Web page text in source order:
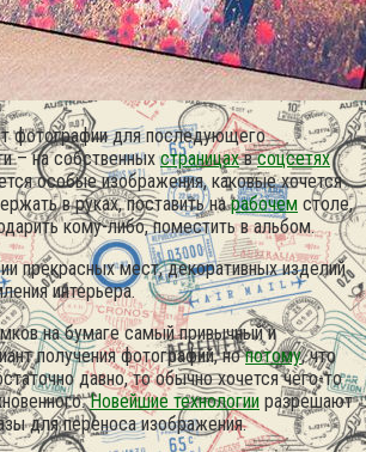
фотографии для последующего
– на собственныхстраницахвсоцсетях
особые изображения, каковые хочется
в руках, поставить нарабочем столе,
кому-либо, поместить в альбом.
прекрасных мест, декоративных изделий
интерьера.
на бумаге самый привычный и
получения фотографий, нопотому, что
давно, то обычно хочется чего-то
Новейшие технологии разрешают
для переноса изображения.